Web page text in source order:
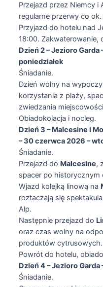
Przejazd przez Niemcy i
regularne przerwy co
Przyjazd do hotelu nad
18:00. Zakwaterowanie,
Dzień 2 – Jezioro
poniedziałek
Śniadanie.
Dzień wolny na
korzystania z plaży,
zwiedzania
Obiadokolacja i nocleg.
Dzień 3 – Malcesine i
– 30 czerwca 2026 –
Śniadanie.
Przejazd do Malcesine,
spacer po historycznym
Wjazd kolejką linową na
roztaczają się
Alp.
Następnie przejazd do
oraz czas wolny na
produktów cytrusowych.
Powrót do hotelu,
Dzień 4 – Jezioro Garda
Śniadanie.